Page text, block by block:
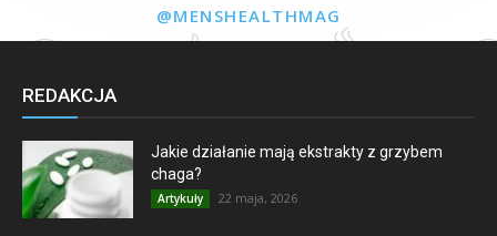
@MENSHEALTHMAG
REDAKCJA
Jakie działanie mają ekstrakty z grzybem
chaga?
Artykuły 22 maja, 2026